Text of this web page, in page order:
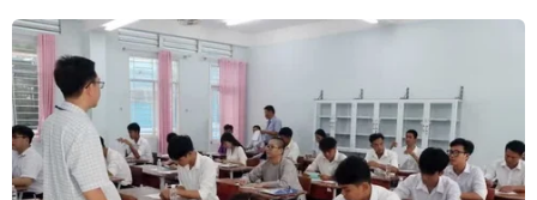
#Tổng thống Raisi
#biện pháp trừng phạt
#đàm phán hạt nhân
#làm giàu urani Iran